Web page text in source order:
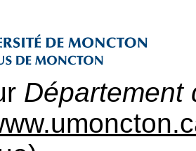
Département